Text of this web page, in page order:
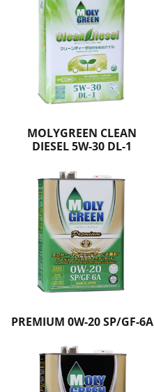
MOLYGREEN CLEAN
DIESEL 5W-30 DL-1
PREMIUM 0W-20 SP/GF-6A